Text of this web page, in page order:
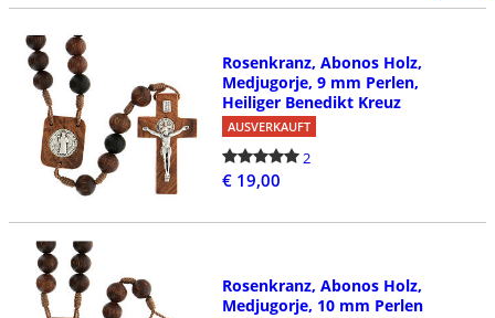
Rosenkranz, Abonos Holz,
Medjugorje, 9 mm Perlen,
Heiliger Benedikt Kreuz
AUSVERKAUFT
2
€ 19,00
Rosenkranz, Abonos Holz,
Medjugorje, 10 mm Perlen